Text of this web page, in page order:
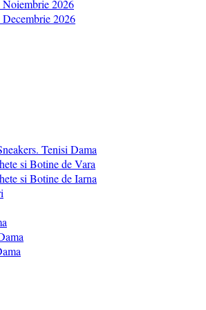
2026
2026
Tenisi Dama
si Botine de Vara
si Botine de Iarna